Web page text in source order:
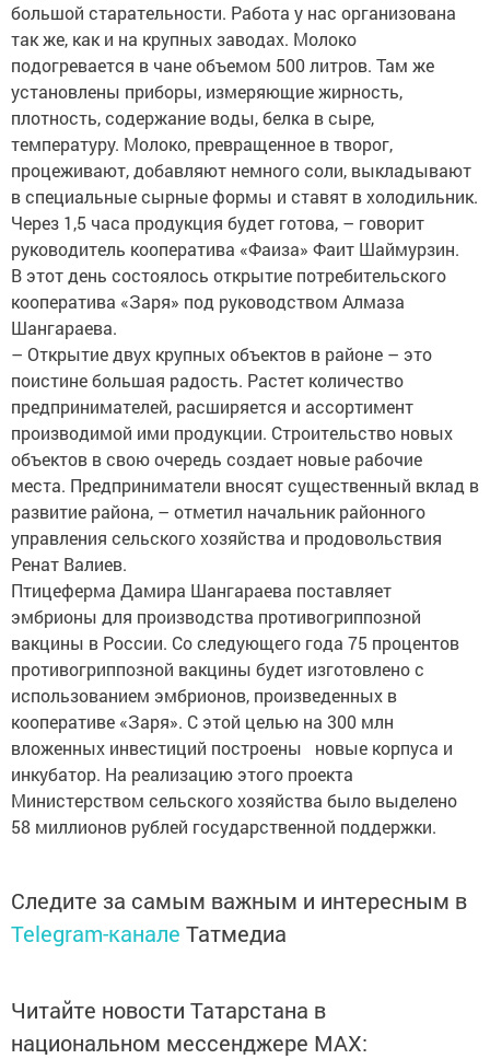
большой старательности. Работа у нас организована
так же, как и на крупных заводах. Молоко
подогревается в чане объемом 500 литров. Там же
установлены приборы, измеряющие жирность,
плотность, содержание воды, белка в сыре,
температуру. Молоко, превращенное в творог,
процеживают, добавляют немного соли, выкладывают
в специальные сырные формы и ставят в холодильник.
Через 1,5 часа продукция будет готова, – говорит
руководитель кооператива «Фаиза» Фаит Шаймурзин.
В этот день состоялось открытие потребительского
кооператива «Заря» под руководством Алмаза
Шангараева.
– Открытие двух крупных объектов в районе – это
поистине большая радость. Растет количество
предпринимателей, расширяется и ассортимент
производимой ими продукции. Строительство новых
объектов в свою очередь создает новые рабочие
места. Предприниматели вносят существенный вклад в
развитие района, – отметил начальник районного
управления сельского хозяйства и продовольствия
Ренат Валиев.
Птицеферма Дамира Шангараева поставляет
эмбрионы для производства противогриппозной
вакцины в России. Со следующего года 75 процентов
противогриппозной вакцины будет изготовлено с
использованием эмбрионов, произведенных в
кооперативе «Заря». С этой целью на 300 млн
вложенных инвестиций построены новые корпуса и
инкубатор. На реализацию этого проекта
Министерством сельского хозяйства было выделено
58 миллионов рублей государственной поддержки.
Следите за самым важным и интересным в
Telegram-канале Татмедиа
Читайте новости Татарстана в
национальном мессенджере MАХ: